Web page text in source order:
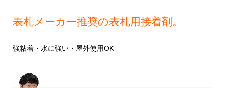
表札メーカー推奨の表札用接着剤。
強粘着・水に強い・屋外使用OK